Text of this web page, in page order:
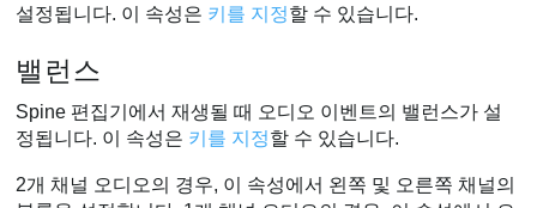
설정됩니다. 이 속성은 키를 지정할 수 있습니다.
밸런스
Spine 편집기에서 재생될 때 오디오 이벤트의 밸런스가 설
정됩니다. 이 속성은 키를 지정할 수 있습니다.
2개 채널 오디오의 경우, 이 속성에서 왼쪽 및 오른쪽 채널의